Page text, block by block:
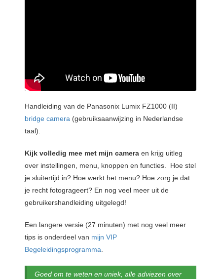
Handleiding van de Panasonix Lumix FZ1000 (II)
bridge camera (gebruiksaanwijzing in Nederlandse
taal).
Kijk volledig mee met mijn camera en krijg uitleg
over instellingen, menu, knoppen en functies. Hoe stel
je sluitertijd in? Hoe werkt het menu? Hoe zorg je dat
je recht fotogrageert? En nog veel meer uit de
gebruikershandleiding uitgelegd!
Een langere versie (27 minuten) met nog veel meer
tips is onderdeel van mijn VIP
Begeleidingsprogramma
Goed om te weten en uniek, alle adviezen over